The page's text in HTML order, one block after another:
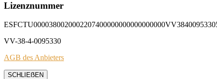
Lizenznummer
VV-38-4-0095330
AGB des Anbieters
SCHLIEẞEN